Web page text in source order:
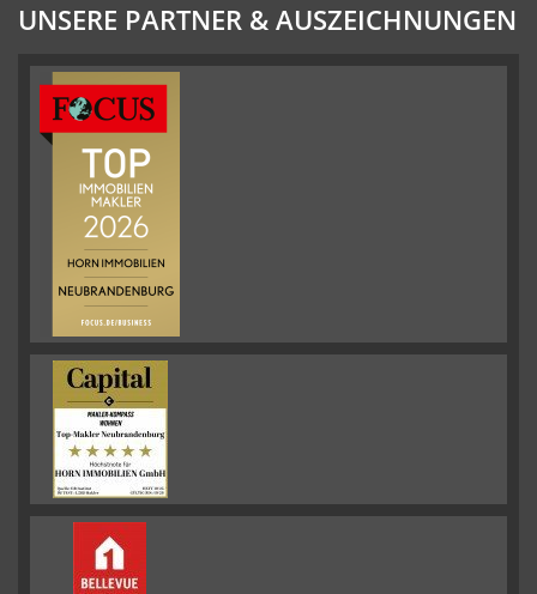
UNSERE PARTNER & AUSZEICHNUNGEN